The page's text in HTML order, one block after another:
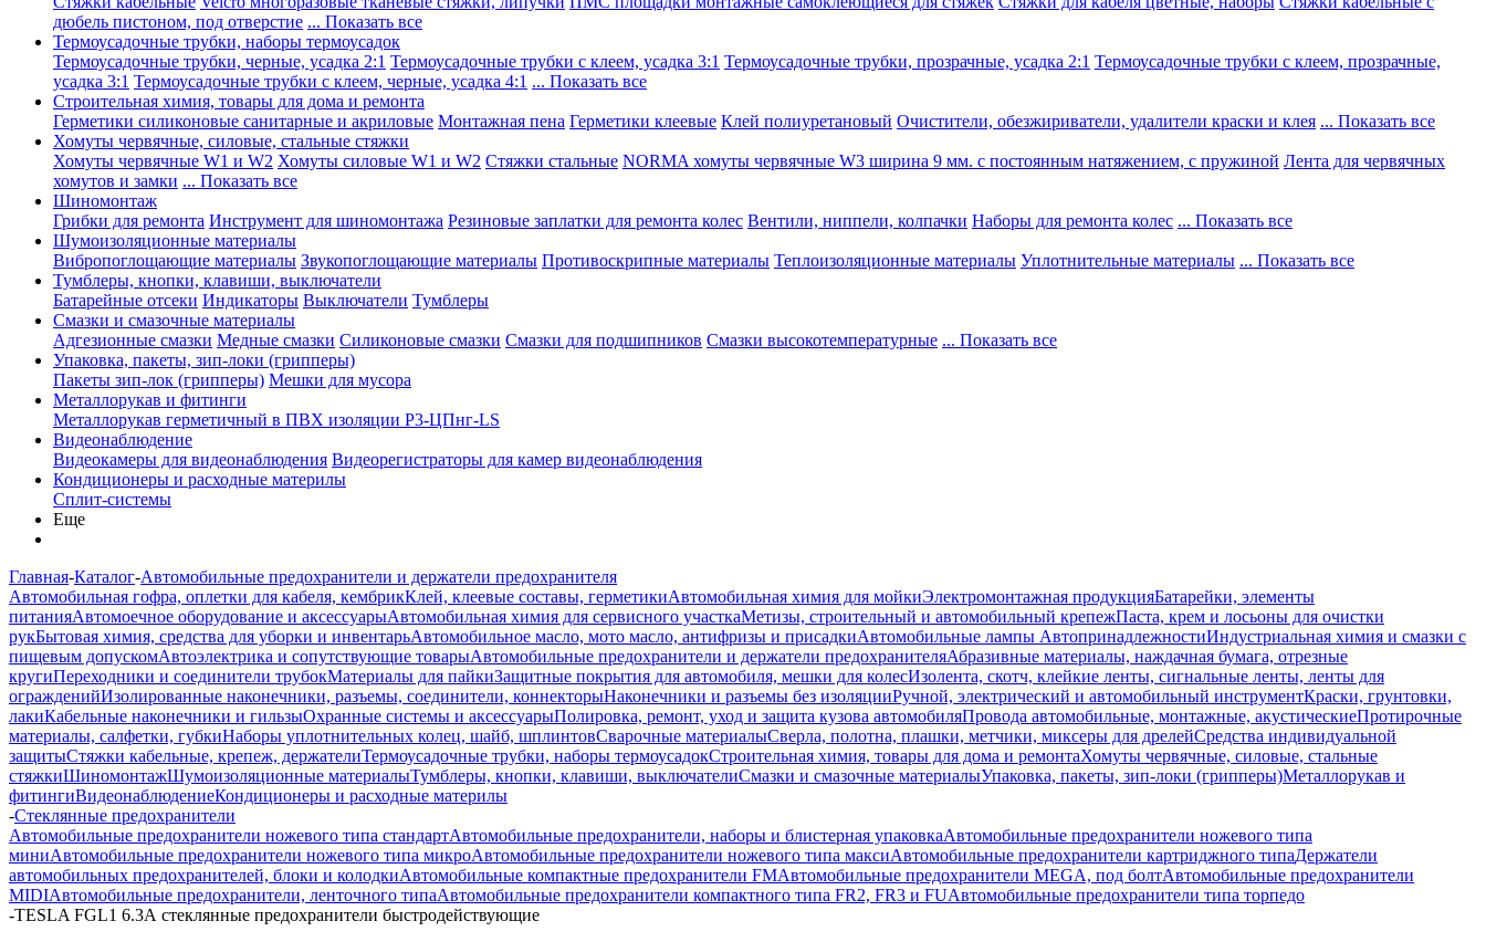
дюбель пистоном, под отверстие ... Показать все
Термоусадочные трубки, наборы термоусадок
Термоусадочные трубки, черные, усадка 2:1 Термоусадочные трубки с клеем, усадка 3:1 Термоусадочные трубки, прозрачные, усадка 2:1 Термоусадочные трубки с клеем, прозрачные,
усадка 3:1 Термоусадочные трубки с клеем, черные, усадка 4:1 ... Показать все
Строительная химия, товары для дома и ремонта
Герметики силиконовые санитарные и акриловые Монтажная пена Герметики клеевые Клей полиуретановый Очистители, обезжириватели, удалители краски и клея ... Показать все
Хомуты червячные, силовые, стальные стяжки
Хомуты червячные W1 и W2 Хомуты силовые W1 и W2 Стяжки стальные NORMA хомуты червячные W3 ширина 9 мм. с постоянным натяжением, с пружиной Лента для червячных
хомутов и замки ... Показать все
Шиномонтаж
Грибки для ремонта Инструмент для шиномонтажа Резиновые заплатки для ремонта колес Вентили, ниппели, колпачки Наборы для ремонта колес ... Показать все
Шумоизоляционные материалы
Вибропоглощающие материалы Звукопоглощающие материалы Противоскрипные материалы Теплоизоляционные материалы Уплотнительные материалы ... Показать все
Тумблеры, кнопки, клавиши, выключатели
Батарейные отсеки Индикаторы Выключатели Тумблеры
Смазки и смазочные материалы
Адгезионные смазки Медные смазки Силиконовые смазки Смазки для подшипников Смазки высокотемпературные ... Показать все
Упаковка, пакеты, зип-локи (грипперы)
Пакеты зип-лок (грипперы) Мешки для мусора
Металлорукав и фитинги
Металлорукав герметичный в ПВХ изоляции Р3-ЦПнг-LS
Видеонаблюдение
Видеокамеры для видеонаблюдения Видеорегистраторы для камер видеонаблюдения
Кондиционеры и расходные материлы
Сплит-системы
Еще
Главная-Каталог-Автомобильные предохранители и держатели предохранителя
Автомобильная гофра, оплетки для кабеля, кембрикКлей, клеевые составы, герметикиАвтомобильная химия для мойкиЭлектромонтажная продукцияБатарейки, элементы
питанияАвтомоечное оборудование и аксессуарыАвтомобильная химия для сервисного участкаМетизы, строительный и автомобильный крепежПаста, крем и лосьоны для очистки
рукБытовая химия, средства для уборки и инвентарьАвтомобильное масло, мото масло, антифризы и присадкиАвтомобильные лампы АвтопринадлежностиИндустриальная химия и смазки с
пищевым допускомАвтоэлектрика и сопутствующие товарыАвтомобильные предохранители и держатели предохранителяАбразивные материалы, наждачная бумага, отрезные
кругиПереходники и соединители трубокМатериалы для пайкиЗащитные покрытия для автомобиля, мешки для колесИзолента, скотч, клейкие ленты, сигнальные ленты, ленты для
огражденийИзолированные наконечники, разъемы, соединители, коннекторыНаконечники и разъемы без изоляцииРучной, электрический и автомобильный инструментКраски, грунтовки,
лакиКабельные наконечники и гильзыОхранные системы и аксессуарыПолировка, ремонт, уход и защита кузова автомобиляПровода автомобильные, монтажные, акустическиеПротирочные
материалы, салфетки, губкиНаборы уплотнительных колец, шайб, шплинтовСварочные материалыСверла, полотна, плашки, метчики, миксеры для дрелейСредства индивидуальной
защитыСтяжки кабельные, крепеж, держателиТермоусадочные трубки, наборы термоусадокСтроительная химия, товары для дома и ремонтаХомуты червячные, силовые, стальные
стяжкиШиномонтажШумоизоляционные материалыТумблеры, кнопки, клавиши, выключателиСмазки и смазочные материалыУпаковка, пакеты, зип-локи (грипперы)Металлорукав и
фитингиВидеонаблюдениеКондиционеры и расходные материлы
-Стеклянные предохранители
Автомобильные предохранители ножевого типа стандартАвтомобильные предохранители, наборы и блистерная упаковкаАвтомобильные предохранители ножевого типа
миниАвтомобильные предохранители ножевого типа микроАвтомобильные предохранители ножевого типа максиАвтомобильные предохранители картриджного типаДержатели
автомобильных предохранителей, блоки и колодкиАвтомобильные компактные предохранители FMАвтомобильные предохранители MEGA, под болтАвтомобильные предохранители
MIDIАвтомобильные предохранители, ленточного типаАвтомобильные предохранители компактного типа FR2, FR3 и FUАвтомобильные предохранители типа торпедо
-TESLA FGL1 6.3А стеклянные предохранители быстродействующие